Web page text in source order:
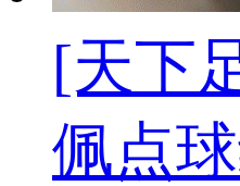
[天下
佩点